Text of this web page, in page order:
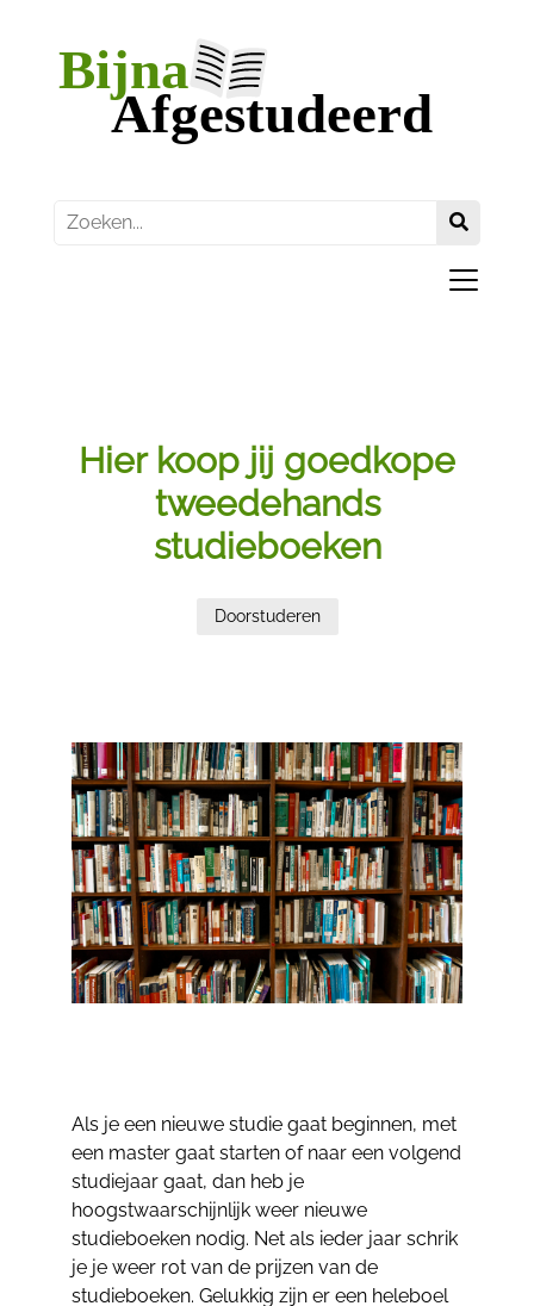
Hier koop jij goedkope
tweedehands
studieboeken
Doorstuderen
Als je een nieuwe studie gaat beginnen, met
een master gaat starten of naar een volgend
studiejaar gaat, dan heb je
hoogstwaarschijnlijk weer nieuwe
studieboeken nodig. Net als ieder jaar schrik
je je weer rot van de prijzen van de
studieboeken. Gelukkig zijn er een heleboel